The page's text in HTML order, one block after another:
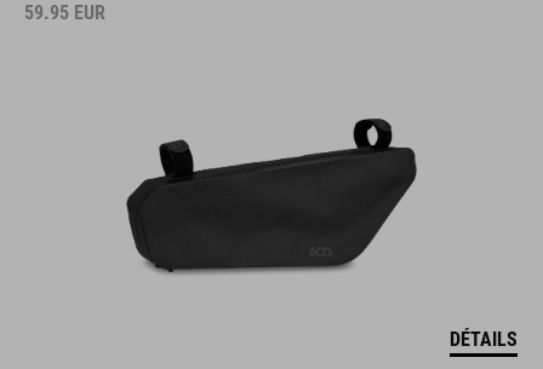
59.95 EUR
DÉTAILS